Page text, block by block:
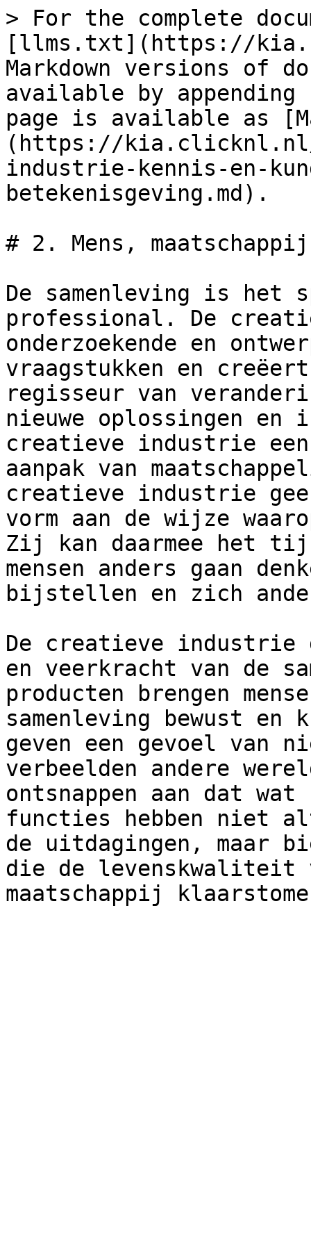
> For the complete
[llms.txt](https://
Markdown versions of
available by
page is available as
(https://kia.clicknl.nl/
industrie-kennis-en-
betekenisgeving.md).
# 2. Mens,
De samenleving is het
professional. De
onderzoekende en
vraagstukken en
regisseur van
nieuwe oplossingen
creatieve industrie
aanpak van
creatieve industrie
vorm aan de wijze
Zij kan daarmee het
mensen anders gaan
bijstellen en zich
De creatieve
en veerkracht van de
producten brengen
samenleving bewust
geven een gevoel van
verbeelden andere
ontsnappen aan dat wat
functies hebben niet
de uitdagingen, maar
die de levenskwaliteit